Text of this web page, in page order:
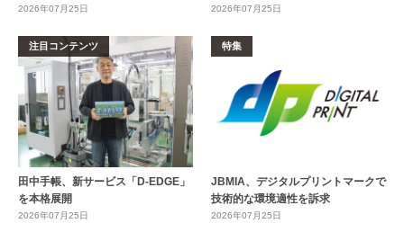
2026年07月25日 2026年07月25日
注目コンテンツ
田中手帳、新サービス「D-EDGE」
を本格展開
2026年07月25日
特集
JBMIA、デジタルプリントマークで
技術的な環境適性を訴求
2026年07月25日